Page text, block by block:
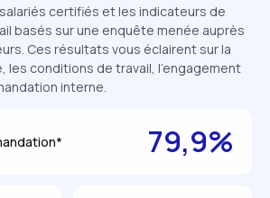
certifiés et les indicateurs de
basés sur une enquête menée auprès
Ces résultats vous éclairent sur la
les conditions de travail, l’engagement
interne.
79,9%